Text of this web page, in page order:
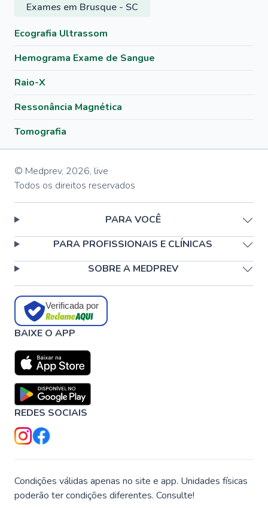
Exames em Brusque - SC
Ecografia Ultrassom
Hemograma Exame de Sangue
Raio-X
Ressonância Magnética
Tomografia
© Medprev, 2026, live
Todos os direitos reservados
PARA VOCÊ
PARA PROFISSIONAIS E CLÍNICAS
SOBRE A MEDPREV
Verificada por
BAIXE O APP
REDES SOCIAIS
Condições válidas apenas no site e app. Unidades físicas
poderão ter condições diferentes. Consulte!